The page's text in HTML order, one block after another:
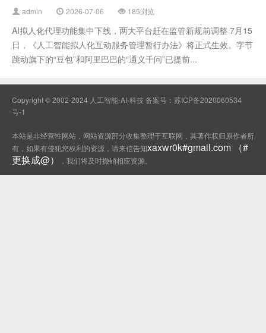
admin 2026-07-06 185浏览
AI拟人化代理功能集中下线，两大平台赶在监管新规前调整 7月15
日，《人工智能拟人化互动服务管理暂行办法》将正式生效。字节
跳动旗下的“豆包”和阿里巴巴的“通义千问”已提前...
Copyright © 2002-2024 人工智能-AI-科技 备案号： 苏ICP备2020060534
号-1
本站是非经营性网站，网站资源部分收集整理于互联网，其著作权归原作者所
有，如果有侵犯您权利的资源，请来信告知xaxwr0k#gmail.com （#
更换成@）
，我们将及时撤销相应资源。